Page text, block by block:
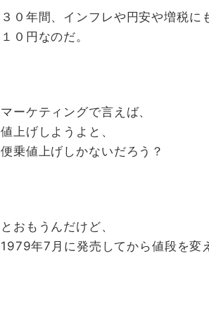
３０年間、インフレや円安や増税に
１０円なのだ。
マーケティングで言えば、
値上げしようよと、
便乗値上げしかないだろう？
とおもうんだけど、
1979年7月に発売してから値段を変